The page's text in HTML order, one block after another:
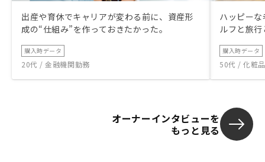
出産や育休でキャリアが変わる前に、資産形
成の“仕組み”を作っておきたかった。
購入時データ
20代 / 金融機関勤務
ハッピー
ルフと旅
購入時データ
50代 / 化粧
オーナーインタビューを
もっと見る